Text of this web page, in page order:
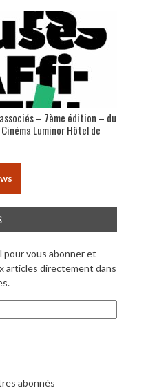
– 7ème édition – du
Luminor Hôtel de
pour vous abonner et
articles directement dans
abonnés